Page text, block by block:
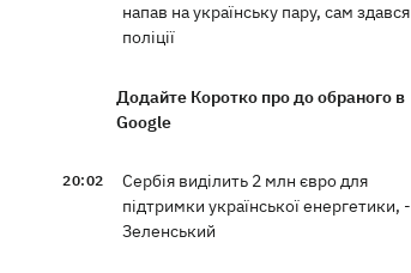
напав на українську пару, сам здався
поліції
Додайте Коротко про до обраного в
Google
20:02
Сербія виділить 2 млн євро для
підтримки української енергетики, -
Зеленський